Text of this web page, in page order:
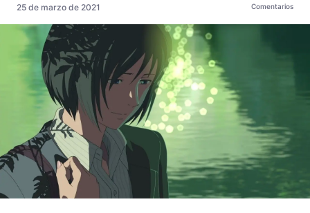
25 de marzo de 2021 Comentarios